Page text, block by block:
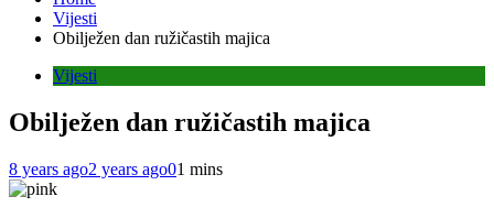
Vijesti
Obilježen dan ružičastih majica
Vijesti
Obilježen dan ružičastih majica
8 years ago2 years ago01 mins